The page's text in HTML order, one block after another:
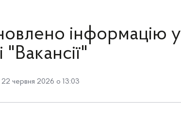
інформацію у
"Вакансії"
22 червня 2026 о 13:03